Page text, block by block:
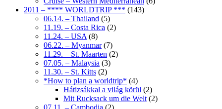
2011 – **** WORLDTRIP *** (143)
06.14. – Thailand (5)
11.19. – Costa Rica (2)
11.24. – USA (8)
06.22. – Myanmar(7)
11.29. – St. Maarten (2)
07.05. – Malaysia (3)
11.30. – St. Kitts (2)
*How to plan a worldtrip* (4)
Hátizsákkal a világ körül (2)
Mit Rucksack um die Welt (2)
07.11. – Cambodia (2)